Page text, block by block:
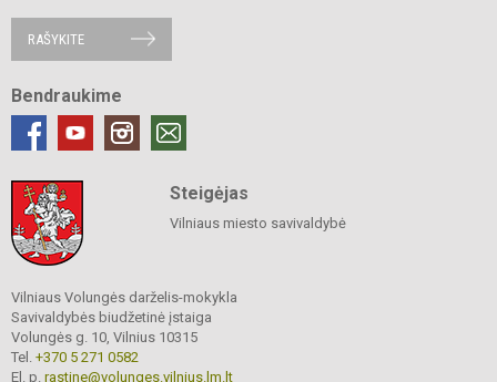
RAŠYKITE
Bendraukime
Steigėjas
Vilniaus miesto savivaldybė
Vilniaus Volungės darželis-mokykla
Savivaldybės biudžetinė įstaiga
Volungės g. 10, Vilnius 10315
Tel. +370 5 271 0582
El. p. rastine@volunges.vilnius.lm.lt